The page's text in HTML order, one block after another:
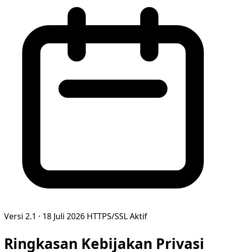
Versi 2.1 · 18 Juli 2026 HTTPS/SSL Aktif
Ringkasan Kebijakan Privasi